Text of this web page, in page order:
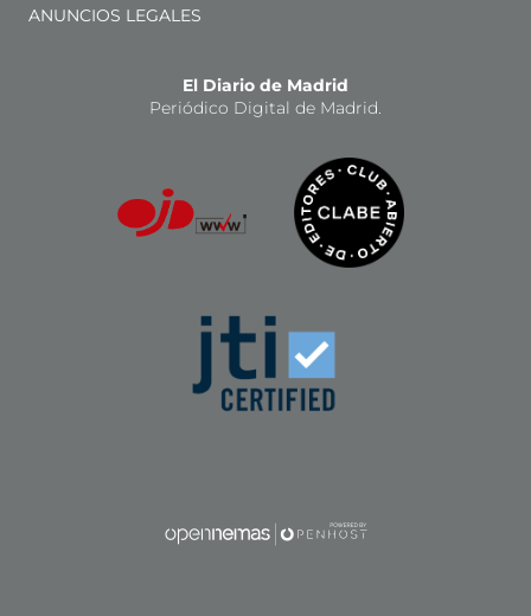
ANUNCIOS LEGALES
El Diario de Madrid
Periódico Digital de Madrid.